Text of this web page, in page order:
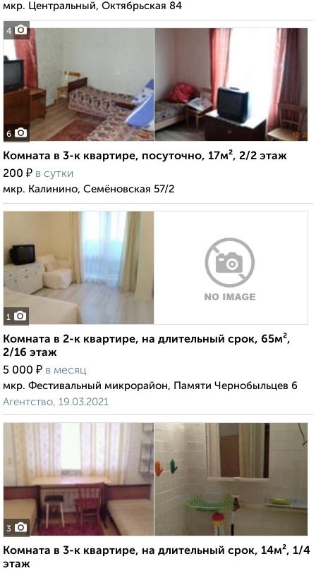
4
мкр. Центральный, Октябрьская 84
6
Комната в 3-к квартире, посуточно, 17м², 2/2 этаж
200 ₽ в сутки
мкр. Калинино, Семёновская 57/2
1
Комната в 2-к квартире, на длительный срок, 65м²,
2/16 этаж
5 000 ₽ в месяц
мкр. Фестивальный микрорайон, Памяти Чернобыльцев 6
Агентство, 19.03.2021
3
Комната в 3-к квартире, на длительный срок, 14м², 1/4
этаж